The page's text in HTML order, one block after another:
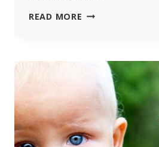
READ MORE STEFAN
CIFRELOR
ÎN
LOC
REGLAREA
FAPTELOR